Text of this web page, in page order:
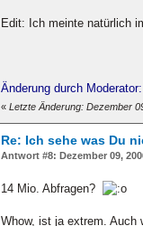
Edit: Ich meinte natürlich
Änderung durch
« Letzte Änderung: Dezember
Re: Ich sehe was Du
Antwort #8: Dezember 09,
14 Mio. Abfragen?
Whow, ist ja extrem. Auch